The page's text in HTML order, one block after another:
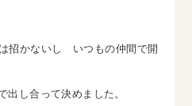
招かないし いつもの仲間で開
し合って決めました。